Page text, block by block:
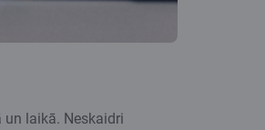
laikā. Neskaidri